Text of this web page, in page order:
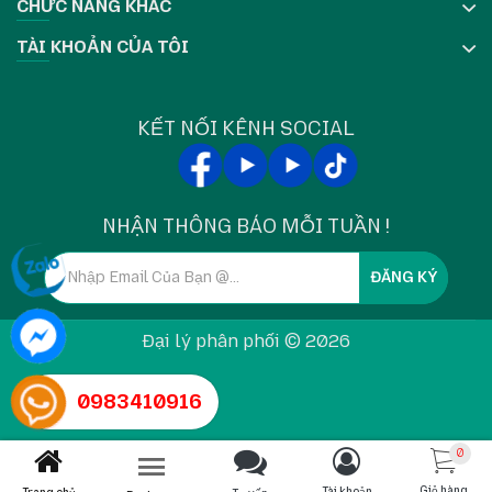
0
Vệ sinh định kỳ
isopropyl ≥90%, lau một chiều để tránh xước.
darkness và áp suất để giảm hao mòn.
ribbon rộng hơn nhãnđể hạn chế ma sát,
kéo dài tuổi thọ đầu in.
Tránh tiếp xúc vớivật cứng hoặc kim loại
đầu in.
Theo dõi chất lượng in thường xuyên để phát
4. Hướng dẫn bảo trì hiệu quả
Xuất hiệnvệt trắng ngang trên nhãn
→ đầu in bị
0983410916
CHỨC NĂNG KHÁC
TÀI KHOẢN CỦA TÔI
KẾT NỐI KÊNH SOCIAL
NHẬN THÔNG BÁO MỖI TUẦN !
ĐĂNG KÝ
Đại lý phân phối © 2026